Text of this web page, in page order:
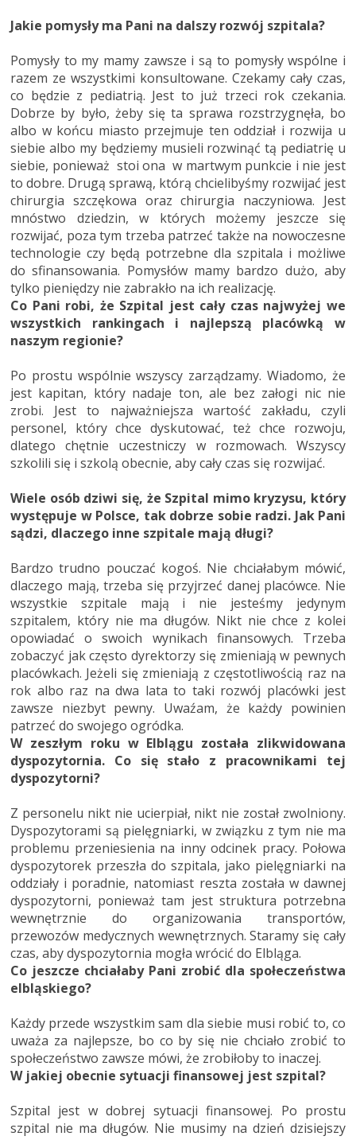
Jakie pomysły ma Pani na dalszy rozwój szpitala?
Pomysły to my mamy zawsze i są to pomysły wspólne i
razem ze wszystkimi konsultowane. Czekamy cały czas,
co będzie z pediatrią. Jest to już trzeci rok czekania.
Dobrze by było, żeby się ta sprawa rozstrzygnęła, bo
albo w końcu miasto przejmuje ten oddział i rozwija u
siebie albo my będziemy musieli rozwinąć tą pediatrię u
siebie, ponieważ stoi ona w martwym punkcie i nie jest
to dobre. Drugą sprawą, którą chcielibyśmy rozwijać jest
chirurgia szczękowa oraz chirurgia naczyniowa. Jest
mnóstwo dziedzin, w których możemy jeszcze się
rozwijać, poza tym trzeba patrzeć także na nowoczesne
technologie czy będą potrzebne dla szpitala i możliwe
do sfinansowania. Pomysłów mamy bardzo dużo, aby
tylko pieniędzy nie zabrakło na ich realizację.
Co Pani robi, że Szpital jest cały czas najwyżej we
wszystkich rankingach i najlepszą placówką w
naszym regionie?
Po prostu wspólnie wszyscy zarządzamy. Wiadomo, że
jest kapitan, który nadaje ton, ale bez załogi nic nie
zrobi. Jest to najważniejsza wartość zakładu, czyli
personel, który chce dyskutować, też chce rozwoju,
dlatego chętnie uczestniczy w rozmowach. Wszyscy
szkolili się i szkolą obecnie, aby cały czas się rozwijać.
Wiele osób dziwi się, że Szpital mimo kryzysu, który
występuje w Polsce, tak dobrze sobie radzi. Jak Pani
sądzi, dlaczego inne szpitale mają długi?
Bardzo trudno pouczać kogoś. Nie chciałabym mówić,
dlaczego mają, trzeba się przyjrzeć danej placówce. Nie
wszystkie szpitale mają i nie jesteśmy jedynym
szpitalem, który nie ma długów. Nikt nie chce z kolei
opowiadać o swoich wynikach finansowych. Trzeba
zobaczyć jak często dyrektorzy się zmieniają w pewnych
placówkach. Jeżeli się zmieniają z częstotliwością raz na
rok albo raz na dwa lata to taki rozwój placówki jest
zawsze niezbyt pewny. Uwaźam, że każdy powinien
patrzeć do swojego ogródka.
W zeszłym roku w Elblągu została zlikwidowana
dyspozytornia. Co się stało z pracownikami tej
dyspozytorni?
Z personelu nikt nie ucierpiał, nikt nie został zwolniony.
Dyspozytorami są pielęgniarki, w związku z tym nie ma
problemu przeniesienia na inny odcinek pracy. Połowa
dyspozytorek przeszła do szpitala, jako pielęgniarki na
oddziały i poradnie, natomiast reszta została w dawnej
dyspozytorni, ponieważ tam jest struktura potrzebna
wewnętrznie do organizowania transportów,
przewozów medycznych wewnętrznych. Staramy się cały
czas, aby dyspozytornia mogła wrócić do Elbląga.
Co jeszcze chciałaby Pani zrobić dla społeczeństwa
elbląskiego?
Każdy przede wszystkim sam dla siebie musi robić to, co
uważa za najlepsze, bo co by się nie chciało zrobić to
społeczeństwo zawsze mówi, że zrobiłoby to inaczej.
W jakiej obecnie sytuacji finansowej jest szpital?
Szpital jest w dobrej sytuacji finansowej. Po prostu
szpital nie ma długów. Nie musimy na dzień dzisiejszy